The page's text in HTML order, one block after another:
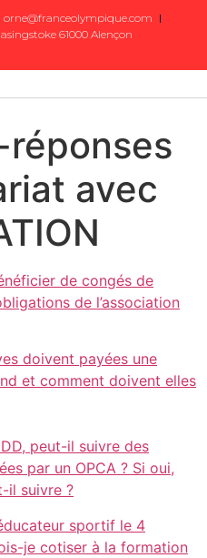
orne@franceolympique.com
61000 Alençon
avec
de congés de
de l’association
doivent payées une
et comment doivent elles
peut-il suivre des
par un OPCA ? Si oui,
il suivre ?
sportif le 4
je cotiser à la formation